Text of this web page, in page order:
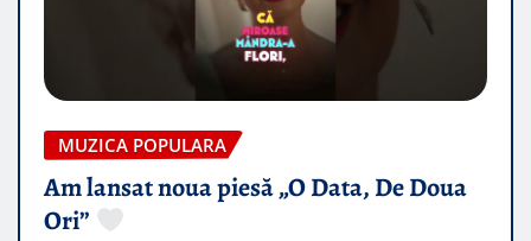
MUZICA POPULARA
Am lansat noua piesă „O Data, De Doua
Ori”